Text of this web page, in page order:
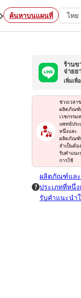
ค้นหาบนแผนที่ ไทย
ร้านข
จ่ายย
เพิ่มเพื่
ช่วงเวลา
ผลิตภัณฑ์
เวชกรรม
แพทย์ประ
หนึ่งและ
ผลิตภัณฑ์
จำเป็นต้อ
รับคำแนะ
การใช้
ผลิตภัณฑ์และ
ประเภทที่หนึ่
รับคำแนะนำ